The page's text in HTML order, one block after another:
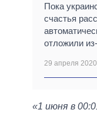
Пока
счастья
отложили
29 апреля
«1 июня в